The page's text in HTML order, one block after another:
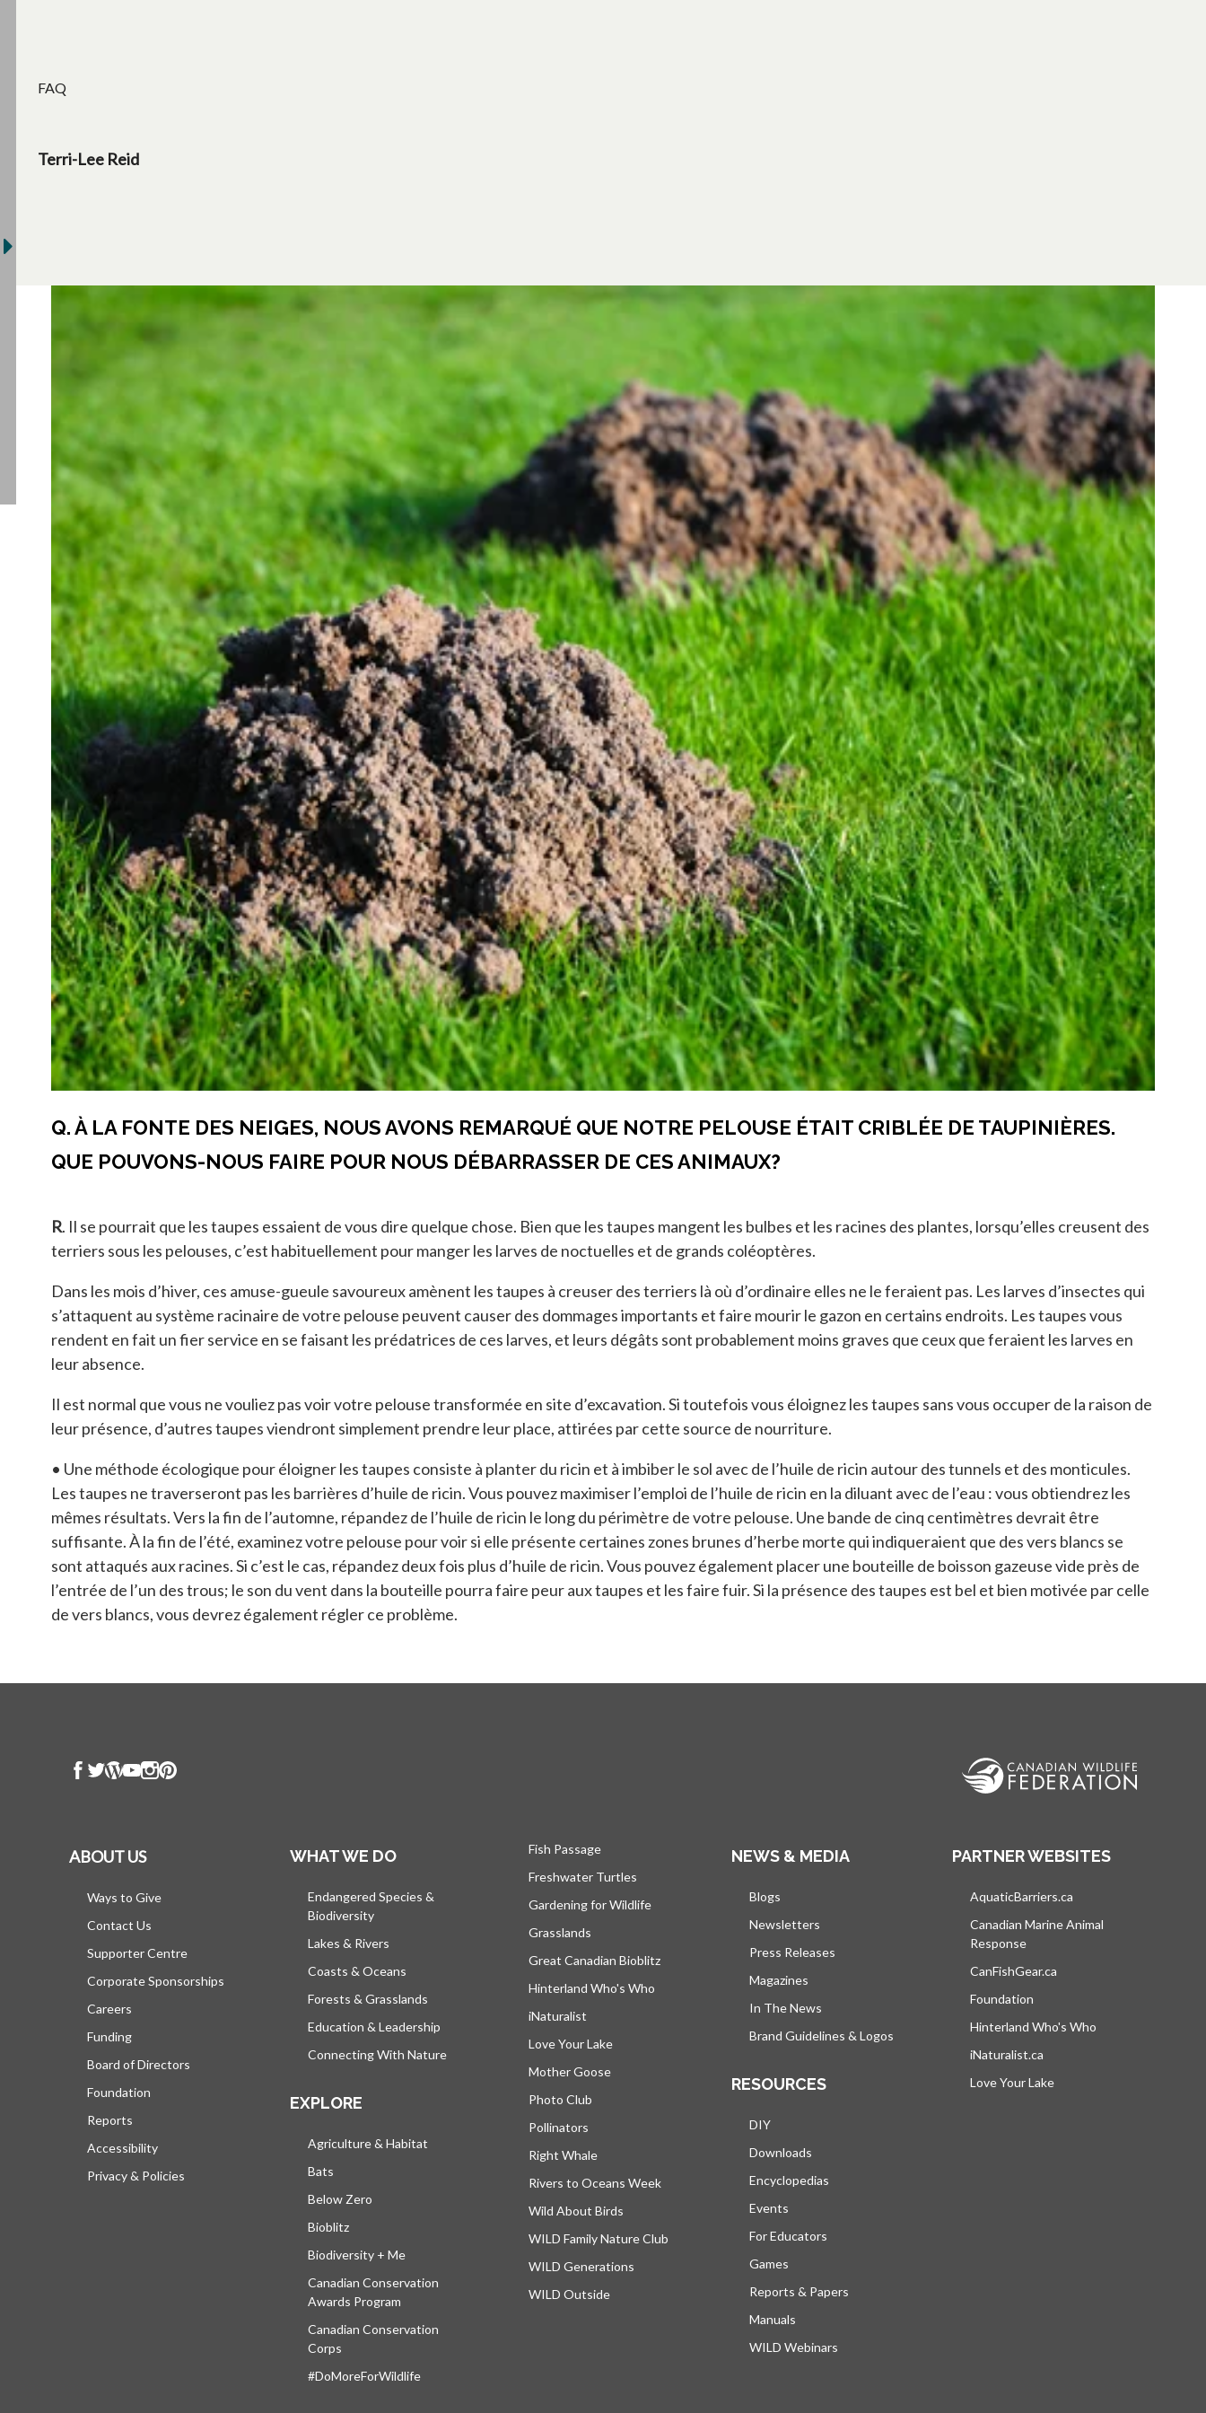
FAQ
Terri-Lee Reid
Q. À LA FONTE DES NEIGES, NOUS AVONS REMARQUÉ QUE NOTRE PELOUSE ÉTAIT CRIBLÉE DE TAUPINIÈRES.
QUE POUVONS-NOUS FAIRE POUR NOUS DÉBARRASSER DE CES ANIMAUX?
R. Il se pourrait que les taupes essaient de vous dire quelque chose. Bien que les taupes mangent les bulbes et les racines des plantes, lorsqu’elles creusent des
terriers sous les pelouses, c’est habituellement pour manger les larves de noctuelles et de grands coléoptères.
Dans les mois d’hiver, ces amuse-gueule savoureux amènent les taupes à creuser des terriers là où d’ordinaire elles ne le feraient pas. Les larves d’insectes qui
s’attaquent au système racinaire de votre pelouse peuvent causer des dommages importants et faire mourir le gazon en certains endroits. Les taupes vous
rendent en fait un fier service en se faisant les prédatrices de ces larves, et leurs dégâts sont probablement moins graves que ceux que feraient les larves en
leur absence.
Il est normal que vous ne vouliez pas voir votre pelouse transformée en site d’excavation. Si toutefois vous éloignez les taupes sans vous occuper de la raison de
leur présence, d’autres taupes viendront simplement prendre leur place, attirées par cette source de nourriture.
• Une méthode écologique pour éloigner les taupes consiste à planter du ricin et à imbiber le sol avec de l’huile de ricin autour des tunnels et des monticules.
Les taupes ne traverseront pas les barrières d’huile de ricin. Vous pouvez maximiser l’emploi de l’huile de ricin en la diluant avec de l’eau : vous obtiendrez les
mêmes résultats. Vers la fin de l’automne, répandez de l’huile de ricin le long du périmètre de votre pelouse. Une bande de cinq centimètres devrait être
suffisante. À la fin de l’été, examinez votre pelouse pour voir si elle présente certaines zones brunes d’herbe morte qui indiqueraient que des vers blancs se
sont attaqués aux racines. Si c’est le cas, répandez deux fois plus d’huile de ricin. Vous pouvez également placer une bouteille de boisson gazeuse vide près de
l’entrée de l’un des trous; le son du vent dans la bouteille pourra faire peur aux taupes et les faire fuir. Si la présence des taupes est bel et bien motivée par celle
de vers blancs, vous devrez également régler ce problème.
ABOUT US
Ways to Give
Contact Us
Supporter Centre
Corporate Sponsorships
Careers
Funding
Board of Directors
Foundation
Reports
Accessibility
Privacy & Policies
WHAT WE DO
Endangered Species &
Biodiversity
Lakes & Rivers
Coasts & Oceans
Forests & Grasslands
Education & Leadership
Connecting With Nature
EXPLORE
Agriculture & Habitat
Bats
Below Zero
Bioblitz
Biodiversity + Me
Canadian Conservation
Awards Program
Canadian Conservation
Corps
#DoMoreForWildlife
Fish Passage
Freshwater Turtles
Gardening for Wildlife
Grasslands
Great Canadian Bioblitz
Hinterland Who's Who
iNaturalist
Love Your Lake
Mother Goose
Photo Club
Pollinators
Right Whale
Rivers to Oceans Week
Wild About Birds
WILD Family Nature Club
WILD Generations
WILD Outside
NEWS & MEDIA
Blogs
Newsletters
Press Releases
Magazines
In The News
Brand Guidelines & Logos
RESOURCES
DIY
Downloads
Encyclopedias
Events
For Educators
Games
Reports & Papers
Manuals
WILD Webinars
PARTNER WEBSITES
AquaticBarriers.ca
Canadian Marine Animal
Response
CanFishGear.ca
Foundation
Hinterland Who's Who
iNaturalist.ca
Love Your Lake